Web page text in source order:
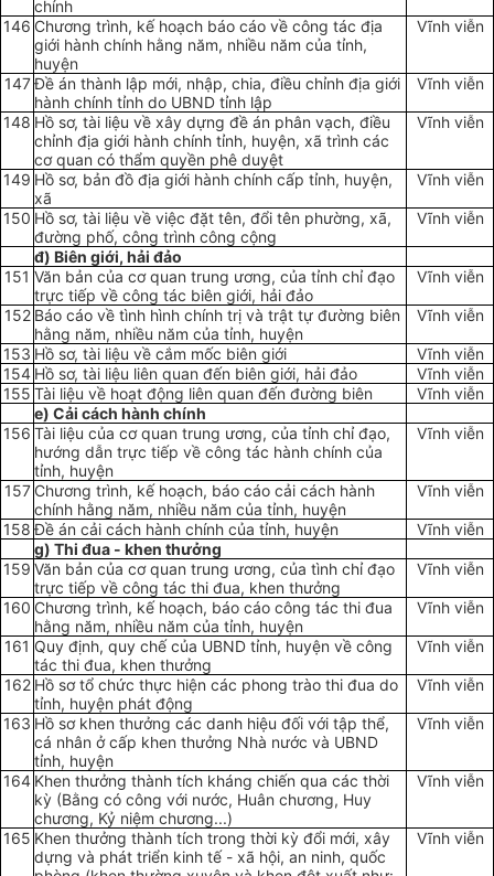
chính
146 Chương trình, kế hoạch báo cáo về công tác địa
giới hành chính hằng năm, nhiều năm của tỉnh,
huyện
Vĩnh viễn
147 Đề án thành lập mới, nhập, chia, điều chỉnh địa giới
hành chính tỉnh do UBND tỉnh lập
Vĩnh viễn
148 Hồ sơ, tài liệu về xây dựng đề án phân vạch, điều
chỉnh địa giới hành chính tỉnh, huyện, xã trình các
cơ quan có thẩm quyền phê duyệt
Vĩnh viễn
149 Hồ sơ, bản đồ địa giới hành chính cấp tỉnh, huyện,
xã
Vĩnh viễn
150 Hồ sơ, tài liệu về việc đặt tên, đổi tên phường, xã,
đường phố, công trình công cộng
Vĩnh viễn
đ) Biên giới, hải đảo
151 Văn bản của cơ quan trung ương, của tỉnh chỉ đạo
trực tiếp về công tác biên giới, hải đảo
Vĩnh viễn
152 Báo cáo về tình hình chính trị và trật tự đường biên
hằng năm, nhiều năm của tỉnh, huyện
Vĩnh viễn
153 Hồ sơ, tài liệu về cắm mốc biên giới
Vĩnh viễn
154 Hồ sơ, tài liệu liên quan đến biên giới, hải đảo
Vĩnh viễn
155 Tài liệu về hoạt động liên quan đến đường biên
Vĩnh viễn
e) Cải cách hành chính
156 Tài liệu của cơ quan trung ương, của tỉnh chỉ đạo,
hướng dẫn trực tiếp về công tác hành chính của
tỉnh, huyện
Vĩnh viễn
157 Chương trình, kế hoạch, báo cáo cải cách hành
chính hằng năm, nhiều năm của tỉnh, huyện
Vĩnh viễn
158 Đề án cải cách hành chính của tỉnh, huyện
Vĩnh viễn
g) Thi đua - khen thưởng
159 Văn bản của cơ quan trung ương, của tình chỉ đạo
trực tiếp về công tác thi đua, khen thưởng
Vĩnh viễn
160 Chương trình, kế hoạch, báo cáo công tác thi đua
hằng năm, nhiều năm của tỉnh, huyện
Vĩnh viễn
161 Quy định, quy chế của UBND tỉnh, huyện về công
tác thi đua, khen thưởng
Vĩnh viễn
162 Hồ sơ tổ chức thực hiện các phong trào thi đua do
tỉnh, huyện phát động
Vĩnh viễn
163 Hồ sơ khen thưởng các danh hiệu đối với tập thể,
cá nhân ở cấp khen thưởng Nhà nước và UBND
tỉnh, huyện
Vĩnh viễn
164 Khen thưởng thành tích kháng chiến qua các thời
kỳ (Bằng có công với nước, Huân chương, Huy
chương, Kỷ niệm chương...)
Vĩnh viễn
165 Khen thưởng thành tích trong thời kỳ đổi mới, xây
dựng và phát triển kinh tế - xã hội, an ninh, quốc
Vĩnh viễn